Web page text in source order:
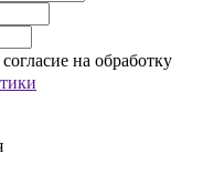
на обработку